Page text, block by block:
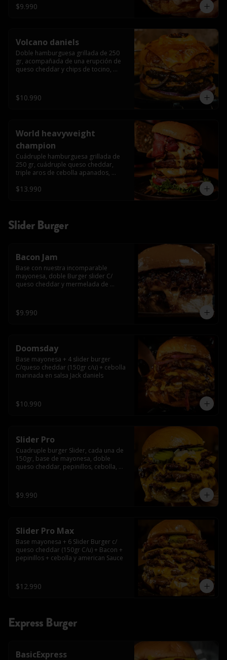
bacon secret sause, y tocino (se
recomienda con coccion 3/4).
$9.990
Volcano daniels
Doble hamburguesa grillada de 250
gr, acompañada de una erupción de
queso cheddar y chips de tocino,
americanos todo esto bañado en la
mejor salsa jack daniels al mas puro
$10.990
World heavyweight
champion
Cuádruple hamburguesa grillada de
250 gr, cuádruple queso cheddar,
triple aros de cebolla apanados,
morada, pepinillo, chedar sause y los
$13.990
Slider Burger
Bacon Jam
Base con nuestra incomparable
mayonesa, doble Burger slider C/
queso cheddar y mermelada de
$9.990
Doomsday
Base mayonesa + 4 slider burger
C/queso cheddar (150gr c/u) + cebolla
marinada en salsa Jack daniels
$10.990
Slider Pro
Cuadruple burger Slider, cada una de
150gr, base de mayonesa, doble
queso cheddar, pepinillos, cebolla,
$9.990
Slider Pro Max
Base mayonesa + 6 Slider Burger c/
queso cheddar (150gr C/u) + Bacon +
pepinillos + cebolla y american Sauce
$12.990
Express Burger
BasicExpress